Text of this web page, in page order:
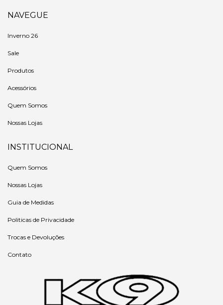
NAVEGUE
Inverno 26
Sale
Produtos
Acessórios
Quem Somos
Nossas Lojas
INSTITUCIONAL
Quem Somos
Nossas Lojas
Guia de Medidas
Politicas de Privacidade
Trocas e Devoluções
Contato